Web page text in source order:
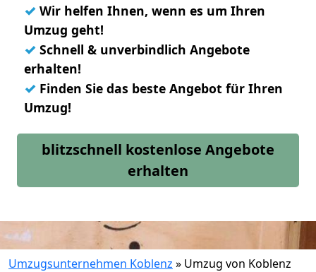
✓ Wir helfen Ihnen, wenn es um Ihren
Umzug geht!
✓ Schnell & unverbindlich Angebote
erhalten!
✓ Finden Sie das beste Angebot für Ihren
Umzug!
blitzschnell kostenlose Angebote
erhalten
Umzugsunternehmen Koblenz » Umzug von Koblenz